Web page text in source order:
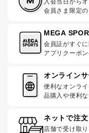
会員さま限定
MEGA
会員証がすぐに
アプリクーポ
オンライン
便利なオンラ
品購入や便利
ネットで注
店舗で受け取